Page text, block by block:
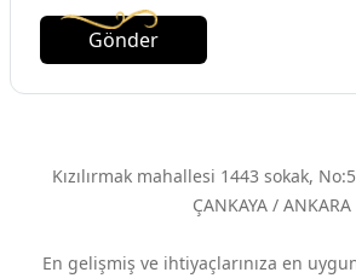
Gönder
Kızılırmak mahallesi 1443 sokak,
ÇANKAYA / ANKARA
En gelişmiş ve ihtiyaçlarınıza en